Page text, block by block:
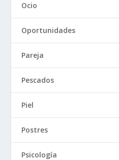
Ocio
Oportunidades
Pareja
Pescados
Piel
Postres
Psicología